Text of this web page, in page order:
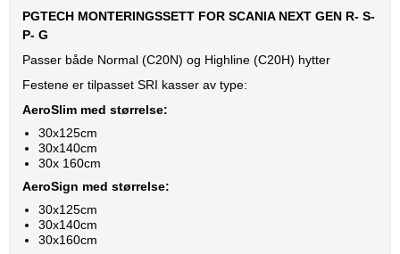
PGTECH MONTERINGSSETT FOR SCANIA NEXT GEN R- S-
P- G
Passer både Normal (C20N) og Highline (C20H) hytter
Festene er tilpasset SRI kasser av type:
AeroSlim med størrelse:
30x125cm
30x140cm
30x 160cm
AeroSign med størrelse:
30x125cm
30x140cm
30x160cm